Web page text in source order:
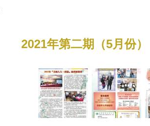
2021年第二期（5月份）